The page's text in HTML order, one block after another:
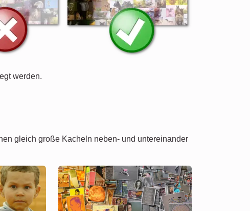
werden.
gleich große Kacheln neben- und untereinander